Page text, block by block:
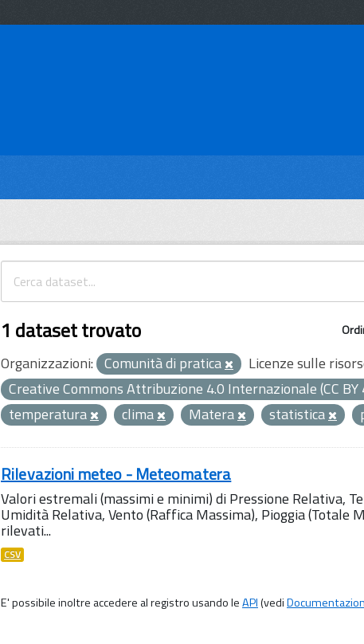
1 dataset trovato
Organizzazioni: Comunità di pratica
Licenze sulle
Creative Commons Attribuzione 4.0 Internazionale (CC BY
temperatura
clima Matera statistica
Rilevazioni meteo - Meteomatera
Valori estremali (massimi e minimi) di Pressione Relativa,
Umidità Relativa, Vento (Raffica Massima), Pioggia (Totale
rilevati...
CSV
E' possibile inoltre accedere al registro usando leAPI(vedi